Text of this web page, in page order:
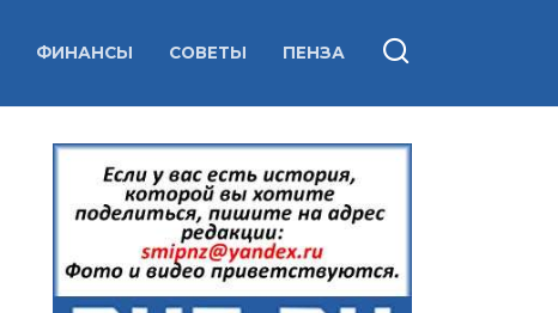
ФИНАНСЫ СОВЕТЫ ПЕНЗА